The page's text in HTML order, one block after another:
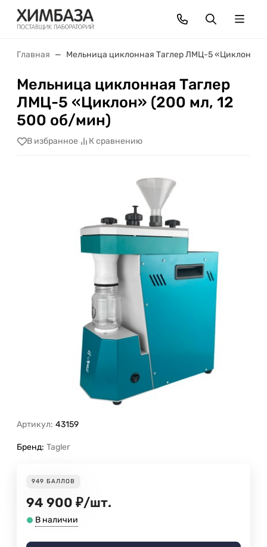
Главная Мельница циклонная Таглер ЛМЦ-5 «Циклон»
Мельница циклонная Таглер
ЛМЦ-5 «Циклон» (200 мл, 12
500 об/мин)
В избранное К сравнению
Артикул: 43159
Бренд: Tagler
949 БАЛЛОВ
94 900 ₽/шт.
В наличии